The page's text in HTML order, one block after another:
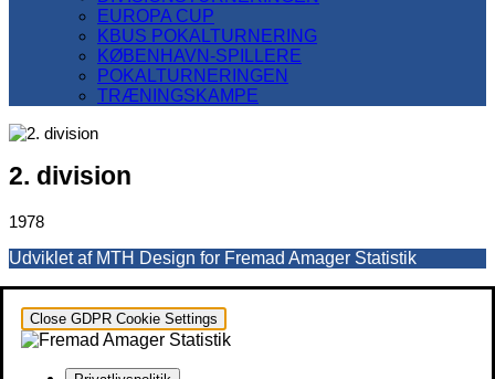
EUROPA CUP
KBUS POKALTURNERING
KØBENHAVN-SPILLERE
POKALTURNERINGEN
TRÆNINGSKAMPE
2. division
1978
Udviklet af MTH Design for Fremad Amager Statistik
Close GDPR Cookie Settings